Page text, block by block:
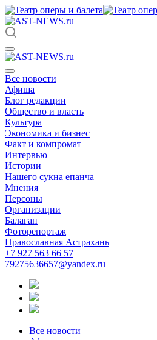
Все новости
Афиша
Блог редакции
Общество и власть
Культура
Экономика и бизнес
Факт и компромат
Интервью
Истории
Нашего сукна епанча
Мнения
Персоны
Организации
Балаган
Фоторепортаж
Православная Астрахань
+7 927 563 66 57
79275636657@yandex.ru
Все новости